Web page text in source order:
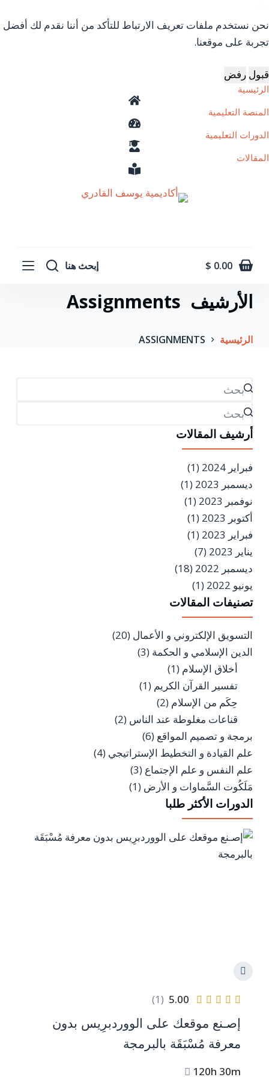
ل
نحن نستخدم ملفات تعريف الارتباط للتأكد من أننا نقدم لك أفضل
تجربة على موقعنا.
قبول رفض
الرئيسية
المنصة التعليمية
الدورات التعليمية
المقالات
0.00
$ إبحث هنا
الأرشيف
الرئيسية ASSIGNMENTS
أرشيف المقالات
فبراير 2024
(1)
ديسمبر 2023
(1)
نوفمبر 2023
(1)
أكتوبر 2023
(1)
فبراير 2023
(1)
يناير 2023
(7)
ديسمبر 2022
(18)
يونيو 2022
(1)
تصنيفات المقالات
التسويق الإلكتروني و الأعمال (20)
الدين الإسلامي و الحكمة (3)
أخلاق الإسلام (1)
تفسير القرآن الكريم (1)
حِكَم من الإسلام (2)
قناعات مغلوطة عند الناس (2)
برمجة و تصميم المواقع (6)
علم القيادة و التخطيط الإستراتيجي (4)
علم النفس و علم الإجتماع (3)
مَلَكُوت السَّماوات و الأرض (1)
الدورات الأكثر طلبا
5.00
(1)
إصـنع موقعك على الووردبرِيس بدون
معرفة مُسْبَقَة بالبرمجة
120h 30m